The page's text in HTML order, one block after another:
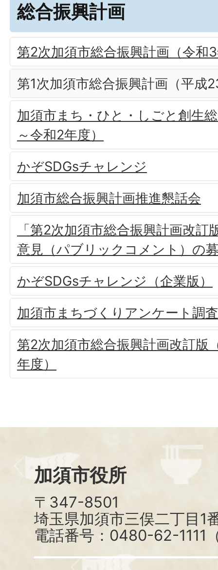
総合振興計画
第2次加須市総合振興計画（令和
第1次加須市総合振興計画（平成
加須市まち・ひと・しごと創生
～令和2年度）
かぞSDGsチャレンジ
加須市総合振興計画推進懇話会
「第2次加須市総合振興計画改訂
意見（パブリックコメント）の
かぞSDGsチャレンジ（企業版）
加須市まちづくりアンケート調
第2次加須市総合振興計画改訂版
年度）
加須市役所
〒347-8501
埼玉県加須市三俣二丁目1
電話番号：0480-62-1111